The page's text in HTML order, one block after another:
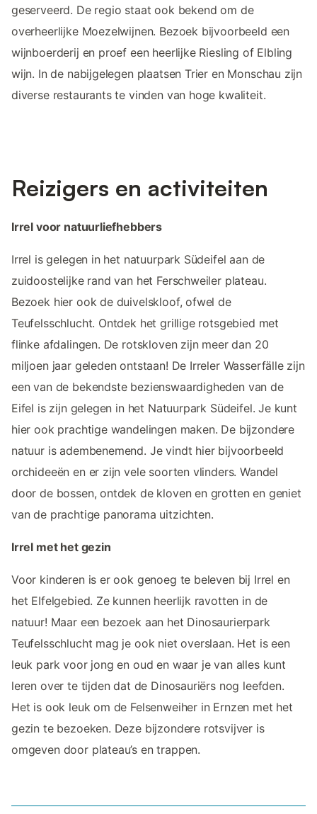
geserveerd. De regio staat ook bekend om de
overheerlijke Moezelwijnen. Bezoek bijvoorbeeld een
wijnboerderij en proef een heerlijke Riesling of Elbling
wijn. In de nabijgelegen plaatsen Trier en Monschau zijn
diverse restaurants te vinden van hoge kwaliteit.
Reizigers en activiteiten
Irrel voor natuurliefhebbers
Irrel is gelegen in het natuurpark Südeifel aan de
zuidoostelijke rand van het Ferschweiler plateau.
Bezoek hier ook de duivelskloof, ofwel de
Teufelsschlucht. Ontdek het grillige rotsgebied met
flinke afdalingen. De rotskloven zijn meer dan 20
miljoen jaar geleden ontstaan! De Irreler Wasserfälle zijn
een van de bekendste bezienswaardigheden van de
Eifel is zijn gelegen in het Natuurpark Südeifel. Je kunt
hier ook prachtige wandelingen maken. De bijzondere
natuur is adembenemend. Je vindt hier bijvoorbeeld
orchideeën en er zijn vele soorten vlinders. Wandel
door de bossen, ontdek de kloven en grotten en geniet
van de prachtige panorama uitzichten.
Irrel met het gezin
Voor kinderen is er ook genoeg te beleven bij Irrel en
het EIfelgebied. Ze kunnen heerlijk ravotten in de
natuur! Maar een bezoek aan het Dinosaurierpark
Teufelsschlucht mag je ook niet overslaan. Het is een
leuk park voor jong en oud en waar je van alles kunt
leren over te tijden dat de Dinosauriërs nog leefden.
Het is ook leuk om de Felsenweiher in Ernzen met het
gezin te bezoeken. Deze bijzondere rotsvijver is
omgeven door plateau’s en trappen.